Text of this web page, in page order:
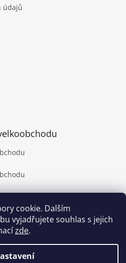
cookie. Dalším
vyjadřujete souhlas s jejich
zde.
údajů
heslo
|Upravila Shopea.cz